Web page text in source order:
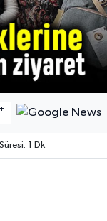
+
1 Dk